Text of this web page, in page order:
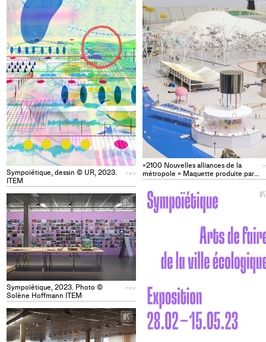
Sympoiétique, dessin © UR, 2023.
ITEM
ITEM
project
collections
«2100 Nouvelles alliances de la
métropole » Maquette produite par
UR, Peaks, Altitude 35 ITEM
+
+
Sympoïétique, 2023. Photo ©
Solène Hoffmann ITEM
ITEM
+
Add
project
to
collections
+
Add
project